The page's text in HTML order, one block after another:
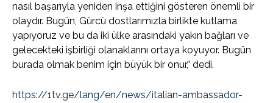
nasıl başarıyla yeniden inşa ettiğini gösteren önemli bir
olaydır. Bugün, Gürcü dostlarımızla birlikte kutlama
yapıyoruz ve bu da iki ülke arasındaki yakın bağları ve
gelecekteki işbirliği olanaklarını ortaya koyuyor. Bugün
burada olmak benim için büyük bir onur,” dedi.
https://1tv.ge/lang/en/news/italian-ambassador-